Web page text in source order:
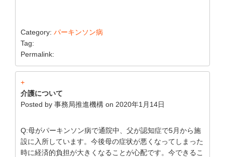
Category: パーキンソン病
Tag:
Permalink:
+
介護について
Posted by 事務局推進機構 on 2020年1月14日
Q:母がパーキンソン病で通院中、父が認知症で5月から施
設に入所しています。今後母の症状が悪くなってしまった
時に経済的負担が大きくなることが心配です。今できるこ